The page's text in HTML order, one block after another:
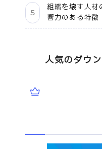
組織を壊す人材
響力のある特徴
人気のダウ